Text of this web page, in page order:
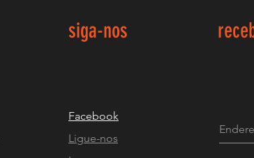
siga-nos
Facebook
Ligue-nos